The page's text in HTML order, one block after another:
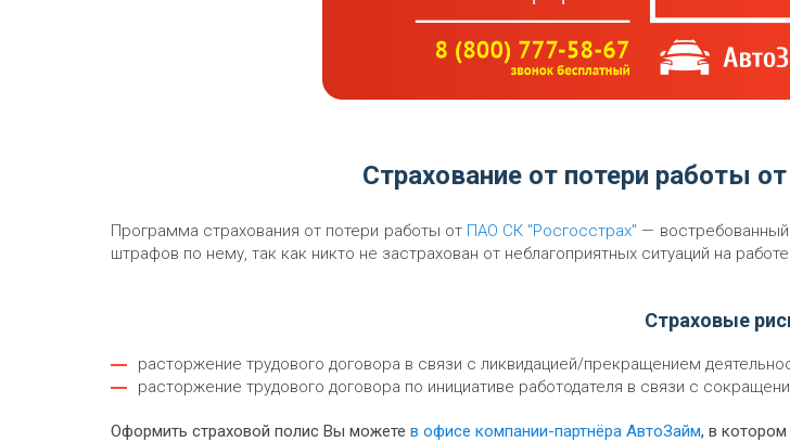
Страхование от потери работы
Программа страхования от потери работы от ПАО СК "Росгосстрах" —
штрафов по нему, так как никто не застрахован от неблагоприятных ситуаций на
Страховые
расторжение трудового договора в связи с ликвидацией/прекращением
расторжение трудового договора по инициативе работодателя в связи с
Оформить страховой полис Вы можете в офисе компании-партнёра АвтоЗайм, в